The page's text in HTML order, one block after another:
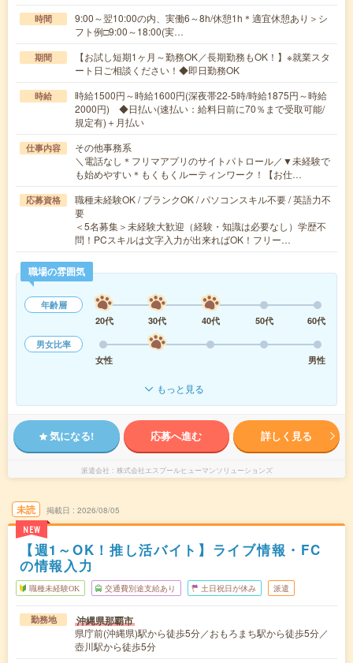
時間
9:00～翌10:00の内、実働6～8h/休憩1h＊適宜休憩あり＞シ
フト例□9:00～18:00(実…
期間
【お試し短期1ヶ月～勤務OK／長期勤務もOK！】※就業スタ
ート日ご相談ください！◆即日勤務OK
時給
時給1500円～時給1600円(深夜帯22-5時/時給1875円～時給
2000円) ◆日払い(速払い：給料日前に70％まで受取可能/
規定有)＋月払い
仕事内容
その他事務系
＼電話なし＊フリマアプリのサイトパトロール／▼未経験で
も始めやすい＊もくもくルーティンワーク！【お仕…
応募資格
職種未経験OK / ブランクOK / パソコンスキル不要 / 英語力不
要
＜5名募集＞未経験大歓迎（経験・知識は必要なし）学歴不
問！PCスキルは文字入力が出来ればOK！フリー…
職場の雰囲気
年齢層
20代
30代 40代 50代
60代
男女比率
女性
男性
もっと見る
気になる! 応募へ進む 詳しく見る
派遣会社 株式会社エスプールヒューマンソリューションズ
未読
NEW
掲載日 2026/08/05
【週1～OK！推し活バイト】ライブ情報・FC
の情報入力
職種未経験OK 交通費別途支給あり 土日祝日が休み 派遣
勤務地 沖縄県那覇市
県庁前(沖縄県)駅から徒歩5分／おもろまち駅から徒歩5分／
壺川駅から徒歩5分